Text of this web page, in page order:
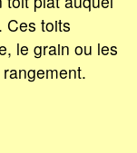
Ces toits
le grain ou les